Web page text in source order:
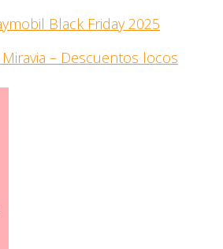
Black Friday 2025
Miravia – Descuentos locos